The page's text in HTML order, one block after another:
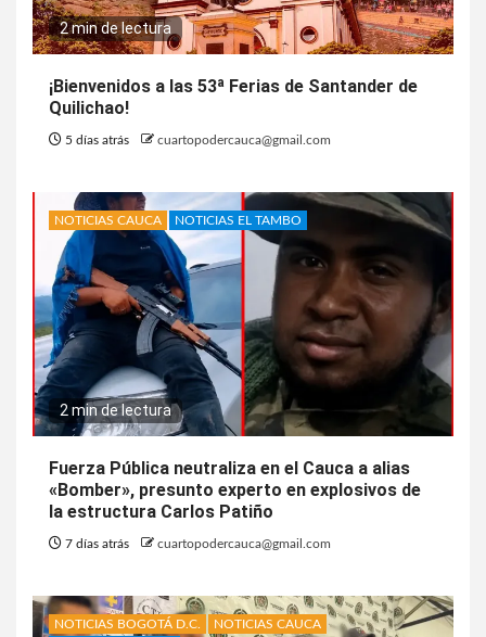
2 min de lectura
¡Bienvenidos a las 53ª Ferias de Santander de
Quilichao!
5 días atrás cuartopodercauca@gmail.com
NOTICIAS CAUCA NOTICIAS EL TAMBO
2 min de lectura
Fuerza Pública neutraliza en el Cauca a alias
«Bomber», presunto experto en explosivos de
la estructura Carlos Patiño
7 días atrás cuartopodercauca@gmail.com
NOTICIAS BOGOTÁ D.C.
NOTICIAS CAUCA